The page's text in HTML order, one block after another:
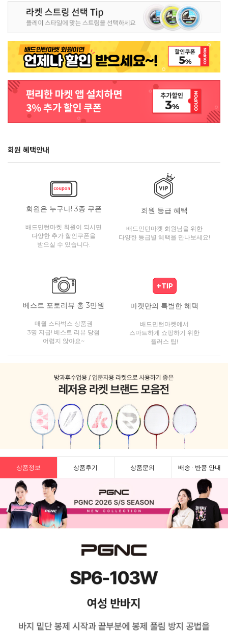
회원 혜택안내
회원은 누구나! 3종 쿠폰
배드민턴마켓 회원이 되시면
다양한 추가 할인쿠폰을
받으실 수 있습니다.
회원 등급 혜택
배드민턴마켓 회원님을 위한
다양한 등급별 혜택을 만나보세요!
베스트 포토리뷰 총 3만원
매월 스타벅스 상품권
3명 지급! 베스트 리뷰 당첨
어렵지 않아요~
마켓만의 특별한 혜택
배드민턴마켓에서
스마트하게 쇼핑하기 위한
플러스 팁!
상품정보 상품후기 상품문의 배송 · 반품 안내